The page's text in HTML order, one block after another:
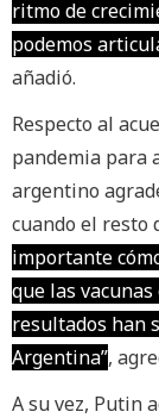
ritmo de
podemos
añadió.
Respecto al
pandemia para
argentino
cuando el resto
importante
que las
resultados han
Argentina”,
A su vez, Putin